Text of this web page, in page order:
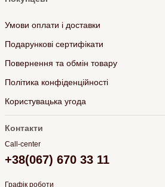
Умови оплати і доставки
Подарункові сертифікати
Повернення та обмін товару
Політика конфіденційності
Користувацька угода
Контакти
Call-center
+38(067) 670 33 11
Графік роботи